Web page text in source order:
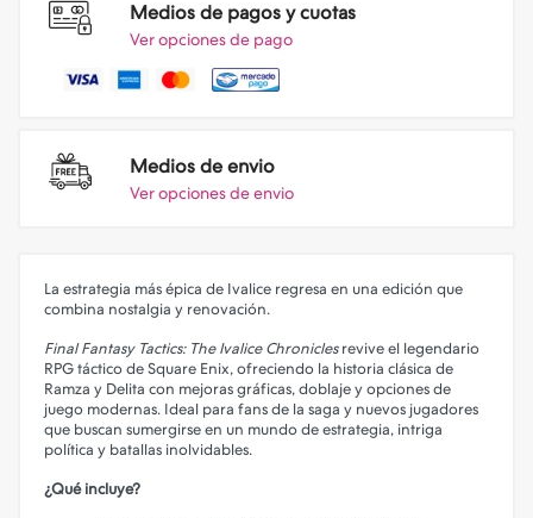
Medios de pagos y cuotas
Ver opciones de pago
Medios de envio
Ver opciones de envio
La estrategia más épica de Ivalice regresa en una edición que
combina nostalgia y renovación.
Final Fantasy Tactics: The Ivalice Chroniclesrevive el legendario
RPG táctico de Square Enix, ofreciendo la historia clásica de
Ramza y Delita con mejoras gráficas, doblaje y opciones de
juego modernas. Ideal para fans de la saga y nuevos jugadores
que buscan sumergirse en un mundo de estrategia, intriga
política y batallas inolvidables.
¿Qué incluye?